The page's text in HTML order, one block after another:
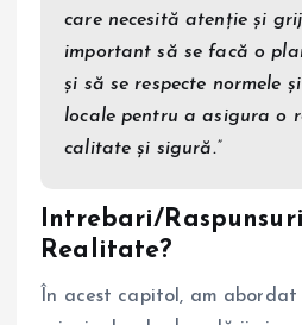
care necesită atenție și
important să se facă o
și să se respecte normele
locale pentru a asigura o
calitate și sigură.”
Intrebari/
Realitate?
În acest capitol, am